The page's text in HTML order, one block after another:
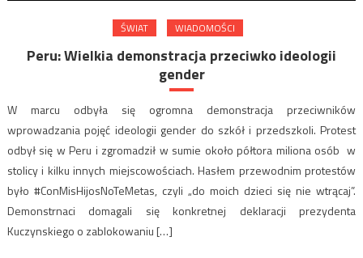
ŚWIAT WIADOMOŚCI
Peru: Wielkia demonstracja przeciwko ideologii
gender
W marcu odbyła się ogromna demonstracja przeciwników
wprowadzania pojęć ideologii gender do szkół i przedszkoli. Protest
odbył się w Peru i zgromadził w sumie około półtora miliona osób w
stolicy i kilku innych miejscowościach. Hasłem przewodnim protestów
było #ConMisHijosNoTeMetas, czyli „do moich dzieci się nie wtrącaj”.
Demonstrnaci domagali się konkretnej deklaracji prezydenta
Kuczynskiego o zablokowaniu […]